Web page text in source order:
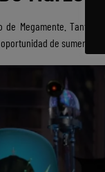
Megamente. Tanto
de